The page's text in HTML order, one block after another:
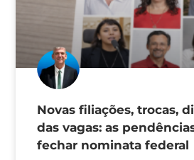
Novas filiações, trocas,
das vagas: as
fechar nominata federal